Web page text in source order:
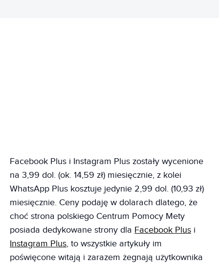
Facebook Plus i Instagram Plus zostały wycenione
na 3,99 dol. (ok. 14,59 zł) miesięcznie, z kolei
WhatsApp Plus kosztuje jedynie 2,99 dol. (10,93 zł)
miesięcznie. Ceny podaję w dolarach dlatego, że
choć strona polskiego Centrum Pomocy Mety
posiada dedykowane strony dla Facebook Plus i
Instagram Plus, to wszystkie artykuły im
poświęcone witają i zarazem żegnają użytkownika